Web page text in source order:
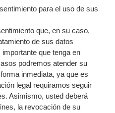
para el uso de sus
que, en su caso,
de sus datos
que tenga en
podremos atender su
inmediata, ya que es
legal requiramos seguir
Asimismo, usted deberá
la revocación de su